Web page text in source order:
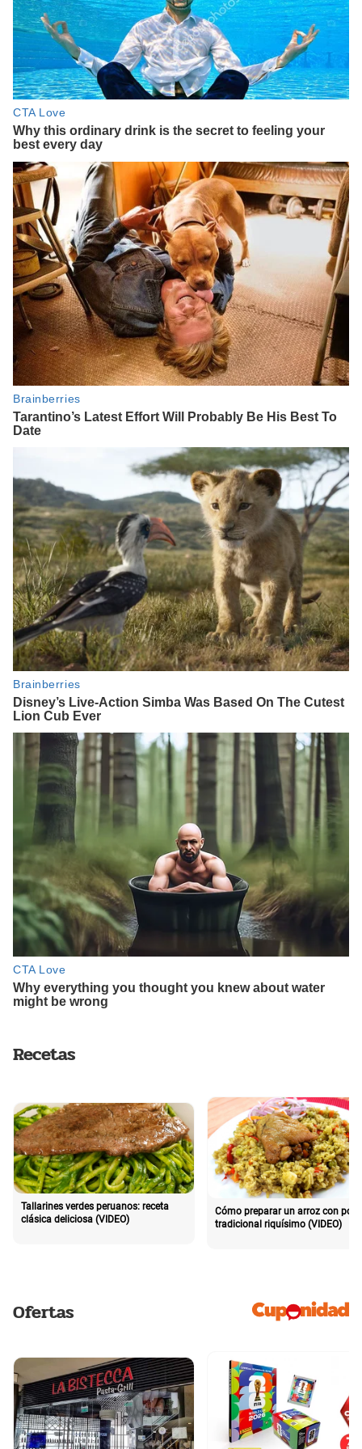
Recetas
Tallarines verdes peruanos: receta
clásica deliciosa (VIDEO)
Cómo preparar un arroz con pollo
tradicional riquísimo (VIDEO)
Ofertas